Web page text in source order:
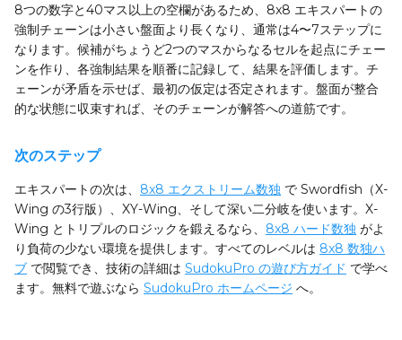
8つの数字と40マス以上の空欄があるため、8x8 エキスパートの
強制チェーンは小さい盤面より長くなり、通常は4〜7ステップに
なります。候補がちょうど2つのマスからなるセルを起点にチェー
ンを作り、各強制結果を順番に記録して、結果を評価します。チ
ェーンが矛盾を示せば、最初の仮定は否定されます。盤面が整合
的な状態に収束すれば、そのチェーンが解答への道筋です。
次のステップ
エキスパートの次は、 8x8 エクストリーム数独 で Swordfish（X-
Wing の3行版）、XY-Wing、そして深い二分岐を使います。X-
Wing とトリプルのロジックを鍛えるなら、 8x8 ハード数独 がよ
り負荷の少ない環境を提供します。すべてのレベルは 8x8 数独ハ
ブ で閲覧でき、技術の詳細は SudokuPro の遊び方ガイド で学べ
ます。無料で遊ぶなら SudokuPro ホームページ へ。